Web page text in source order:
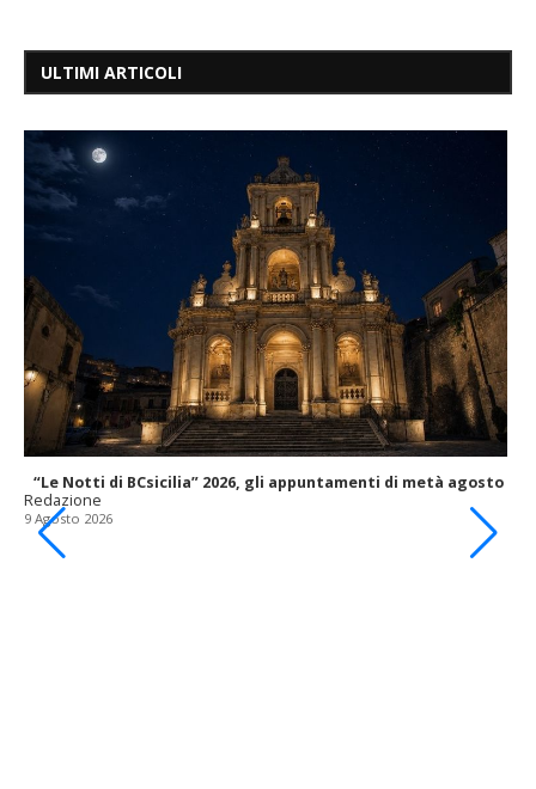
ULTIMI ARTICOLI
“Le Notti di BCsicilia” 2026, gli appuntamenti di metà agosto
Redazione
9 Agosto 2026